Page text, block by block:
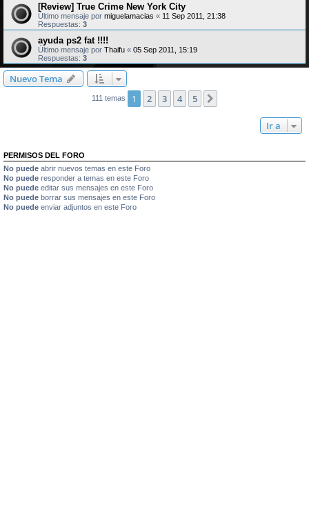
[Review] True Crime New York City
Último mensaje por miguelamacias « 11 Sep 2011, 21:38
Respuestas: 3
ayuda ps2 fat !!!!
Último mensaje por Thaifu « 05 Sep 2011, 15:19
Respuestas: 3
Nuevo Tema
111 temas 1 2 3 4 5
Ir a
PERMISOS DEL FORO
No puede abrir nuevos temas en este Foro
No puede responder a temas en este Foro
No puede editar sus mensajes en este Foro
No puede borrar sus mensajes en este Foro
No puede enviar adjuntos en este Foro